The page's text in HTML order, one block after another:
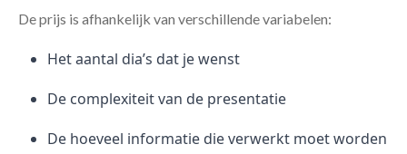
De prijs is afhankelijk van verschillende variabelen:
Het aantal dia’s dat je wenst
De complexiteit van de presentatie
De hoeveel informatie die verwerkt moet worden